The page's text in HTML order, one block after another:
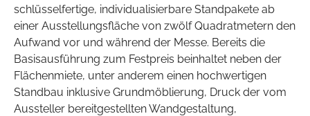
schlüsselfertige, individualisierbare Standpakete ab
einer Ausstellungsfläche von zwölf Quadratmetern den
Aufwand vor und während der Messe. Bereits die
Basisausführung zum Festpreis beinhaltet neben der
Flächenmiete, unter anderem einen hochwertigen
Standbau inklusive Grundmöblierung, Druck der vom
Aussteller bereitgestellten Wandgestaltung,